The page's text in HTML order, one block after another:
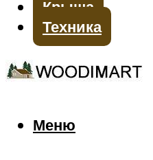
Крыша
Техника
Меню
Меню